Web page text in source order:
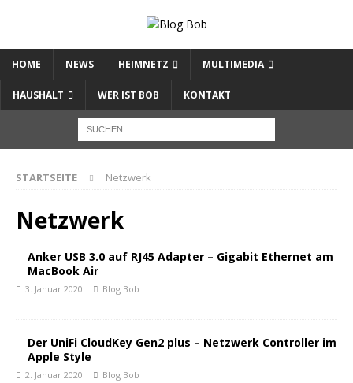
HOME NEWS HEIMNETZ MULTIMEDIA
HAUSHALT WER IST BOB KONTAKT
STARTSEITE Netzwerk
Netzwerk
Anker USB 3.0 auf RJ45 Adapter – Gigabit Ethernet am
MacBook Air
3. Januar 2020 Blog Bob
Der UniFi CloudKey Gen2 plus – Netzwerk Controller im
Apple Style
2. Januar 2020 Blog Bob